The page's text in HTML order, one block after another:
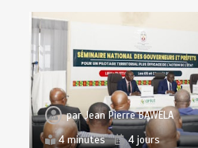
parJean Pierre BAWELA
4 minutes
4 jours